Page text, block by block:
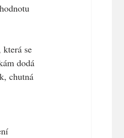
se
dodá
chutná